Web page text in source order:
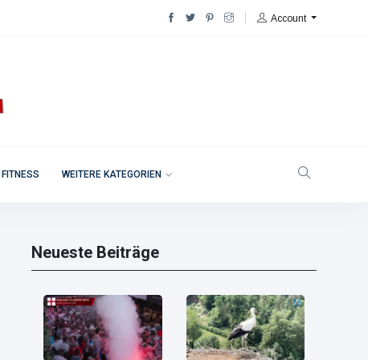
Account
WEITERE KATEGORIEN
Neueste Beiträge